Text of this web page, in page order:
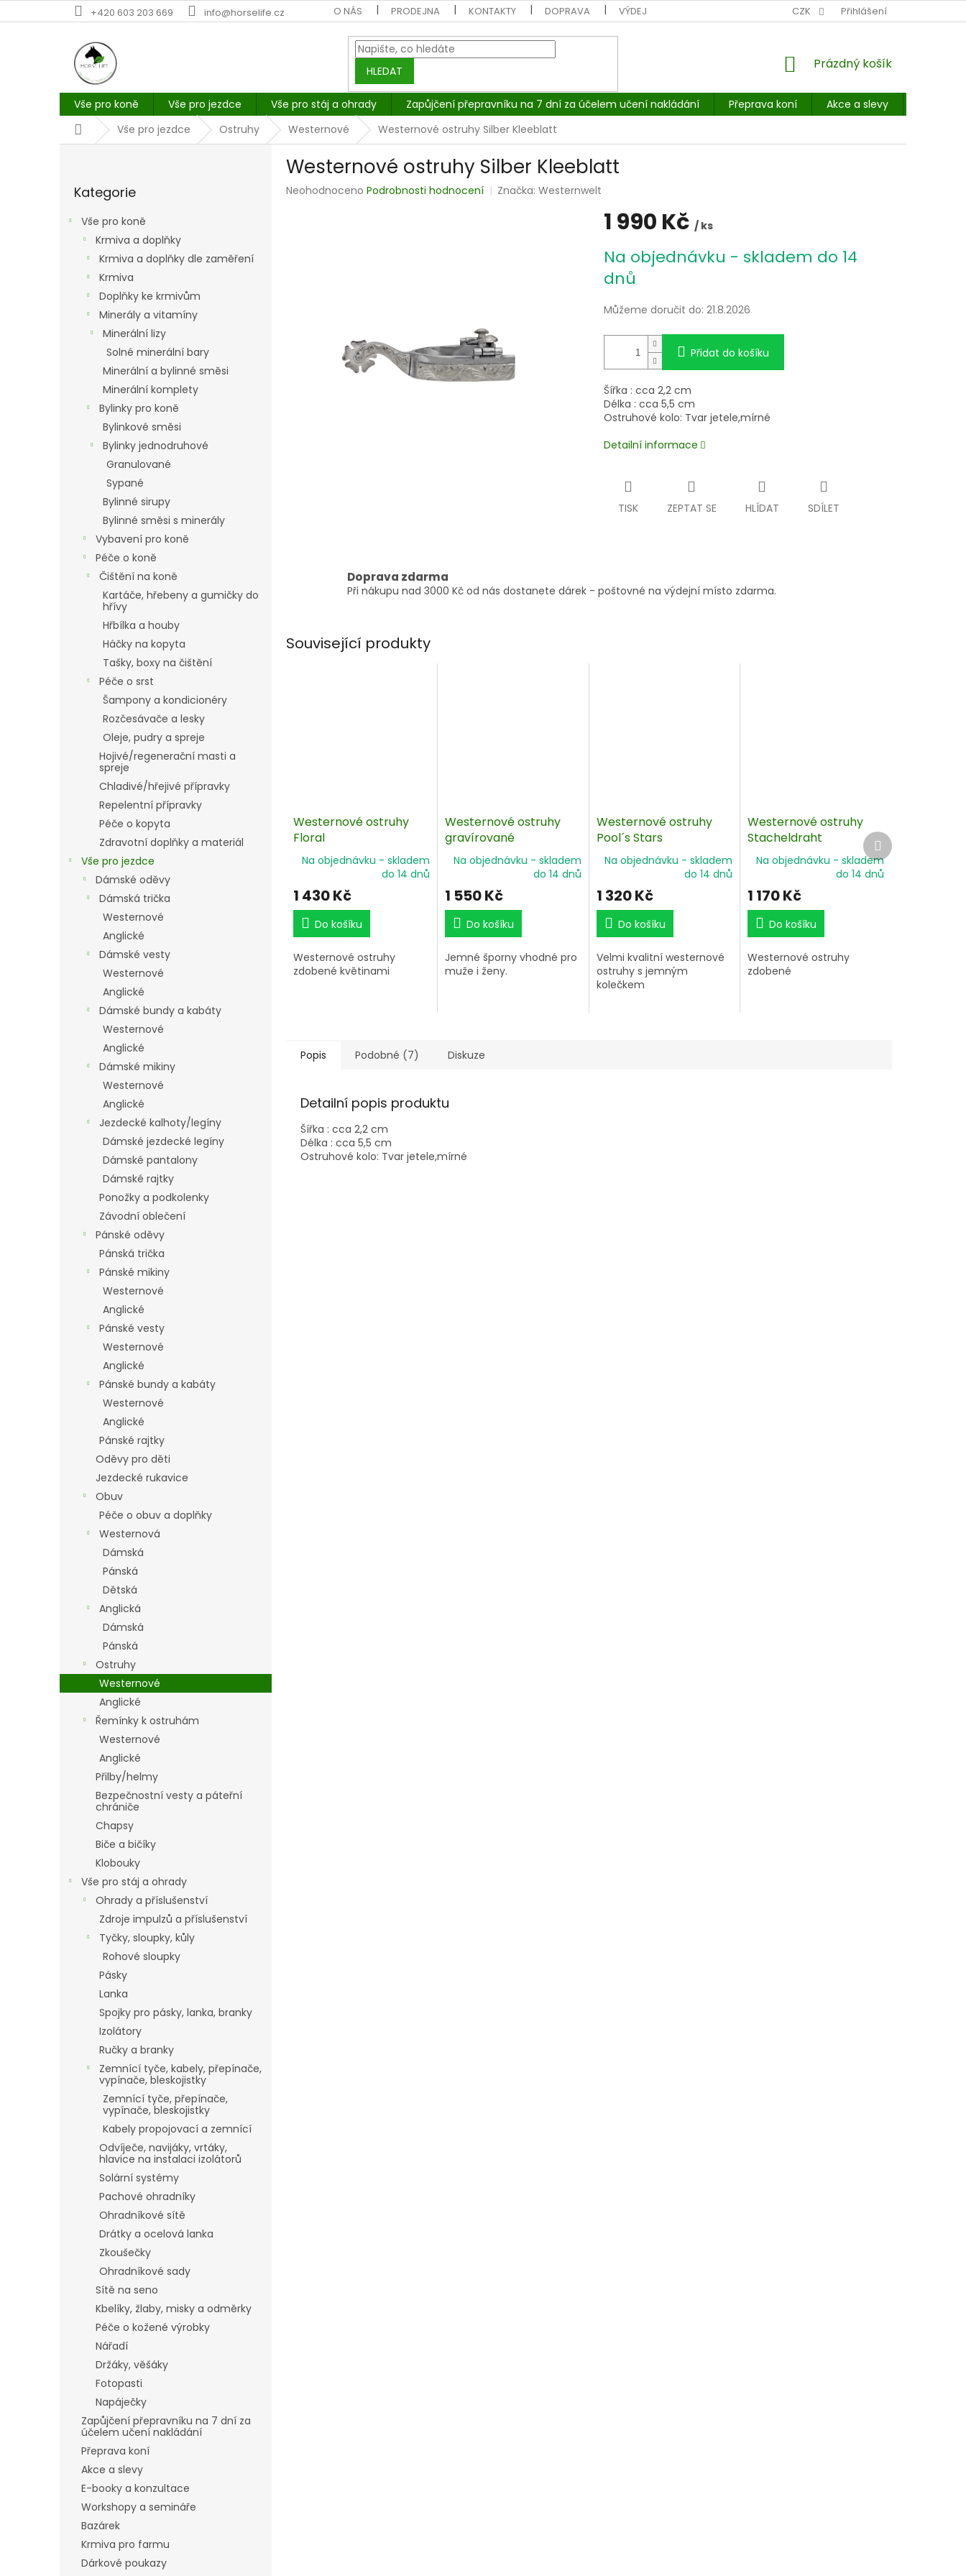
na
+420 603 203 669 info@horselife.cz O NÁS PRODEJNA KONTAKTY DOPRAVA VÝDEJNÍ MÍSTO: BALÍKOVNA, PPL, GLS, SUPERVÝDEJNY, UPS
CZK Přihlášení
HLEDAT
NÁKUPNÍ
Prázdný košík
Vše pro koně Vše pro jezdce Vše pro stáj a ohrady Zapůjčení přepravníku na 7 dní za účelem učení nakládání Přeprava koní Akce a slevy
DomůVše pro jezdce Ostruhy Westernové Westernové ostruhy Silber Kleeblatt
kategorie
Kategorie
Vše pro koně
Krmiva a doplňky
Krmiva a doplňky dle zaměření
Krmiva
Doplňky ke krmivům
Minerály a vitamíny
Minerální lizy
Solné minerální bary
Minerální a bylinné směsi
Minerální komplety
Bylinky pro koně
Bylinkové směsi
Bylinky jednodruhové
Granulované
Sypané
Bylinné sirupy
Bylinné směsi s minerály
Vybavení pro koně
Péče o koně
Čištění na koně
Kartáče, hřebeny a gumičky do
hřívy
Hřbílka a houby
Háčky na kopyta
Tašky, boxy na čištění
Péče o srst
Šampony a kondicionéry
Rozčesávače a lesky
Oleje, pudry a spreje
Hojivé/regenerační masti a
spreje
Chladivé/hřejivé přípravky
Repelentní přípravky
Péče o kopyta
Zdravotní doplňky a materiál
Vše pro jezdce
Dámské oděvy
Dámská trička
Westernové
Anglické
Dámské vesty
Westernové
Anglické
Dámské bundy a kabáty
Westernové
Anglické
Dámské mikiny
Westernové
Anglické
Jezdecké kalhoty/legíny
Dámské jezdecké legíny
Dámské pantalony
Dámské rajtky
Ponožky a podkolenky
Závodní oblečení
Pánské oděvy
Pánská trička
Pánské mikiny
Westernové
Anglické
Pánské vesty
Westernové
Anglické
Pánské bundy a kabáty
Westernové
Anglické
Pánské rajtky
Oděvy pro děti
Jezdecké rukavice
Obuv
Péče o obuv a doplňky
Westernová
Dámská
Pánská
Dětská
Anglická
Dámská
Pánská
Ostruhy
Westernové
Anglické
Řemínky k ostruhám
Westernové
Anglické
Přilby/helmy
Bezpečnostní vesty a páteřní
chrániče
Chapsy
Biče a bičíky
Klobouky
Vše pro stáj a ohrady
Ohrady a příslušenství
Zdroje impulzů a příslušenství
Tyčky, sloupky, kůly
Rohové sloupky
Pásky
Lanka
Spojky pro pásky, lanka, branky
Izolátory
Ručky a branky
Zemnící tyče, kabely, přepínače,
vypínače, bleskojistky
Zemnící tyče, přepínače,
vypínače, bleskojistky
Kabely propojovací a zemnící
Odvíječe, navijáky, vrtáky,
hlavice na instalaci izolátorů
Solární systémy
Pachové ohradníky
Ohradníkové sítě
Drátky a ocelová lanka
Zkoušečky
Ohradníkové sady
Sítě na seno
Kbelíky, žlaby, misky a odměrky
Péče o kožené výrobky
Nářadí
Držáky, věšáky
Fotopasti
Napáječky
Zapůjčení přepravníku na 7 dní za
účelem učení nakládání
Přeprava koní
Akce a slevy
E-booky a konzultace
Workshopy a semináře
Bazárek
Krmiva pro farmu
Dárkové poukazy
Westernové ostruhy Silber Kleeblatt
Průměrné
Neohodnoceno Podrobnosti hodnocení Značka:Westernwelt
1 990 Kč / ks
cena:
Na objednávku - skladem do 14
dnů
Můžeme doručit do: 21.8.2026
Přidat do košíku
Šířka : cca 2,2 cm
Délka : cca 5,5 cm
Ostruhové kolo: Tvar jetele,mírné
Detailní informace
TISK ZEPTAT SE HLÍDAT SDÍLET
Doprava zdarma
Při nákupu nad 3000 Kč od nás dostanete dárek - poštovné na výdejní místo zdarma.
Související produkty
Westernové ostruhy
Floral
Na objednávku - skladem
do 14 dnů
1 430 Kč
Do košíku
Westernové ostruhy
zdobené květinami
Westernové ostruhy
gravírované
Na objednávku - skladem
do 14 dnů
1 550 Kč
Do košíku
Jemné šporny vhodné pro
muže i ženy.
Westernové ostruhy
Pool´s Stars
Na objednávku - skladem
do 14 dnů
1 320 Kč
Do košíku
Velmi kvalitní westernové
ostruhy s jemným
kolečkem
Westernové ostruhy
Stacheldraht
Na objednávku - skladem
do 14 dnů
1 170 Kč
Do košíku
Westernové ostruhy
zdobené
Další
produkt
Popis Podobné (7) Diskuze
Detailní popis produktu
Šířka : cca 2,2 cm
Délka : cca 5,5 cm
Ostruhové kolo: Tvar jetele,mírné